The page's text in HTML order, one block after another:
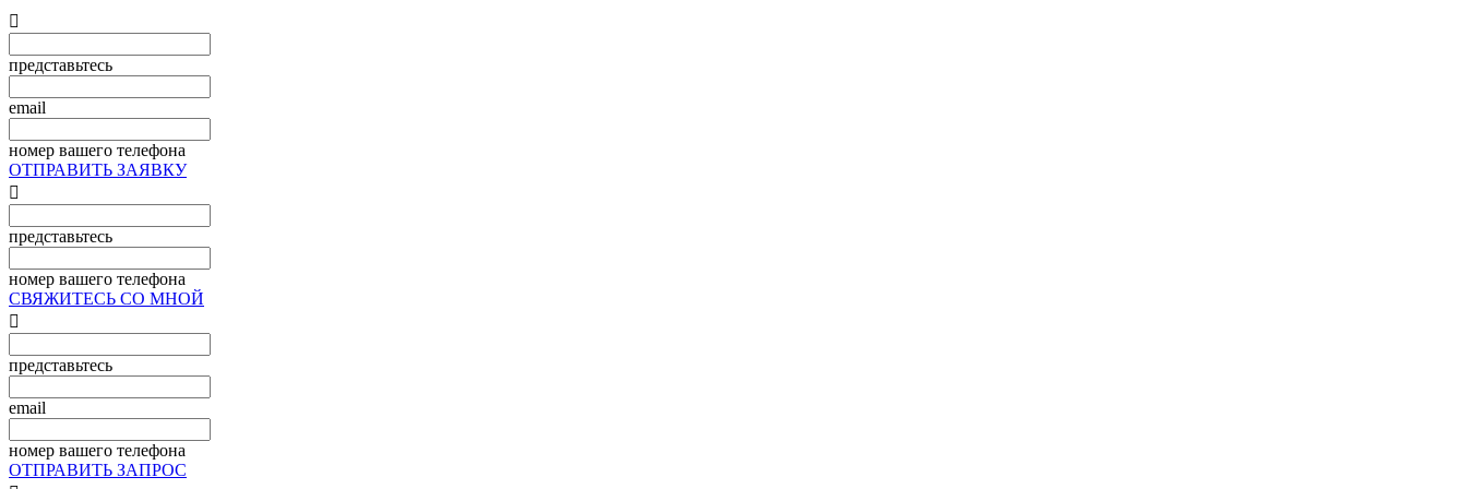

представьтесь
email
номер вашего телефона
ОТПРАВИТЬ ЗАЯВКУ

представьтесь
номер вашего телефона
СВЯЖИТЕСЬ СО МНОЙ

представьтесь
email
номер вашего телефона
ОТПРАВИТЬ ЗАПРОС